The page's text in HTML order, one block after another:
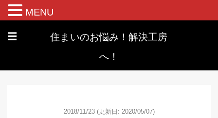
☰
住まいのお悩み！解決工房
へ！
2018/11/23 (更新日: 2020/05/07)
MENU